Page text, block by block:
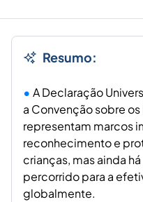
Resumo:
A Declaração
a Convenção sobre
representam marcos
reconhecimento e
crianças, mas ainda
percorrido para a
globalmente.